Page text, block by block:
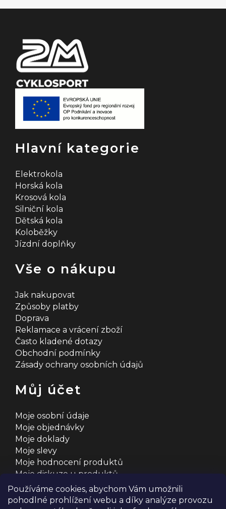
Používáme cookies, abychom Vám umožnili
pohodlné prohlížení webu a díky analýze provozu
t
Hlavní kategorie
Elektrokola
Horská kola
Krosová kola
Silniční kola
Dětská kola
Koloběžky
Jízdní doplňky
Vše o nákupu
Jak nakupovat
Způsoby platby
Doprava
Reklamace a vrácení zboží
Často kladené dotazy
Obchodní podmínky
Zásady ochrany osobních údajů
Můj účet
Moje osobní údaje
Moje objednávky
Moje doklady
Moje slevy
Moje hodnocení produktů
Moje diskuze u produktů